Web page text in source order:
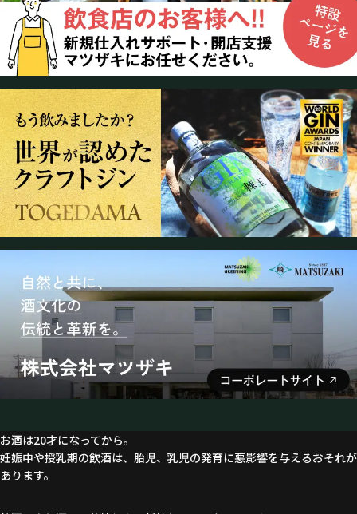
お酒は20才になってから。
妊娠中や授乳期の飲酒は、胎児、乳児の発育に悪影響を与えるおそれが
あります。